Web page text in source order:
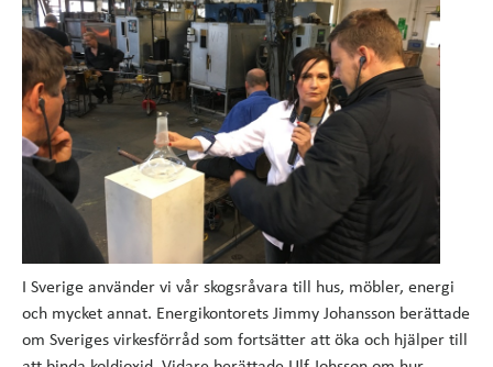
I Sverige använder vi vår skogsråvara till hus, möbler, energi
och mycket annat. Energikontorets Jimmy Johansson berättade
om Sveriges virkesförråd som fortsätter att öka och hjälper till